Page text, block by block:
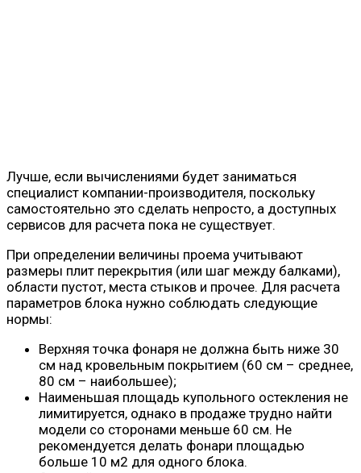
Лучше, если вычислениями будет заниматься
специалист компании-производителя, поскольку
самостоятельно это сделать непросто, а доступных
сервисов для расчета пока не существует.
При определении величины проема учитывают
размеры плит перекрытия (или шаг между балками),
области пустот, места стыков и прочее. Для расчета
параметров блока нужно соблюдать следующие
нормы:
Верхняя точка фонаря не должна быть ниже 30
см над кровельным покрытием (60 см – среднее,
80 см – наибольшее);
Наименьшая площадь купольного остекления не
лимитируется, однако в продаже трудно найти
модели со сторонами меньше 60 см. Не
рекомендуется делать фонари площадью
больше 10 м2 для одного блока.